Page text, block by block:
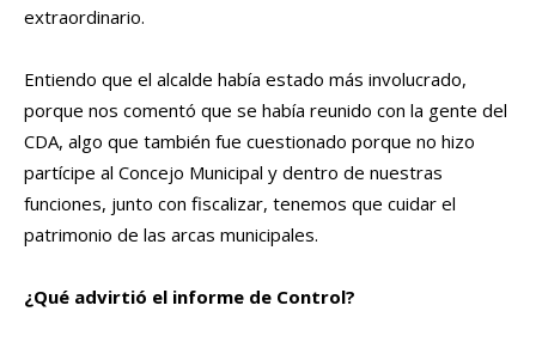
extraordinario.
Entiendo que el alcalde había estado más involucrado,
porque nos comentó que se había reunido con la gente del
CDA, algo que también fue cuestionado porque no hizo
partícipe al Concejo Municipal y dentro de nuestras
funciones, junto con fiscalizar, tenemos que cuidar el
patrimonio de las arcas municipales.
¿Qué advirtió el informe de Control?